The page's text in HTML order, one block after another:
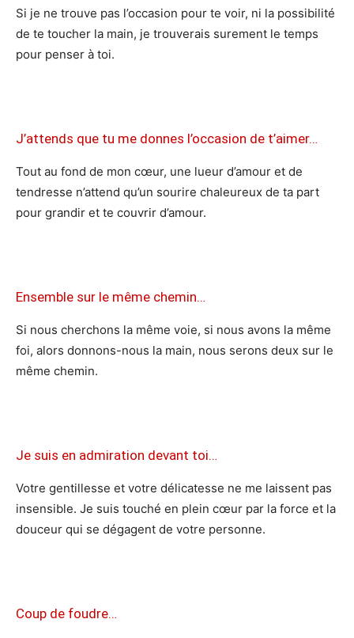
Si je ne trouve pas l’occasion pour te voir, ni la possibilité
de te toucher la main, je trouverais surement le temps
pour penser à toi.
J’attends que tu me donnes l’occasion de t’aimer…
Tout au fond de mon cœur, une lueur d’amour et de
tendresse n’attend qu’un sourire chaleureux de ta part
pour grandir et te couvrir d’amour.
Ensemble sur le même chemin…
Si nous cherchons la même voie, si nous avons la même
foi, alors donnons-nous la main, nous serons deux sur le
même chemin.
Je suis en admiration devant toi…
Votre gentillesse et votre délicatesse ne me laissent pas
insensible. Je suis touché en plein cœur par la force et la
douceur qui se dégagent de votre personne.
Coup de foudre…